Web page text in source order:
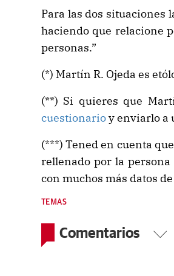
Para las dos situaciones
haciendo que relacione
personas.”
(*) Martín R. Ojeda es
(**) Si quieres que
cuestionarioy enviarlo a
(***) Tened en cuenta
rellenado por la
con muchos más datos
TEMAS
Comentarios